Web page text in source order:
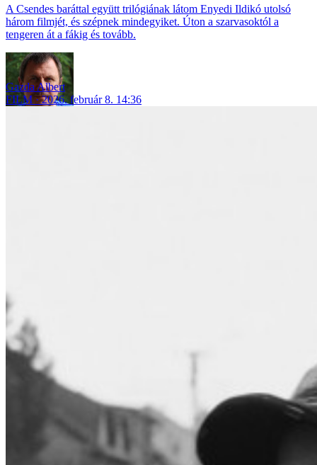
A Csendes baráttal együtt trilógiának látom Enyedi Ildikó utolsó
három filmjét, és szépnek mindegyiket. Úton a szarvasoktól a
tengeren át a fákig és tovább.
Gazda Albert
FILM
2026. február 8. 14:36